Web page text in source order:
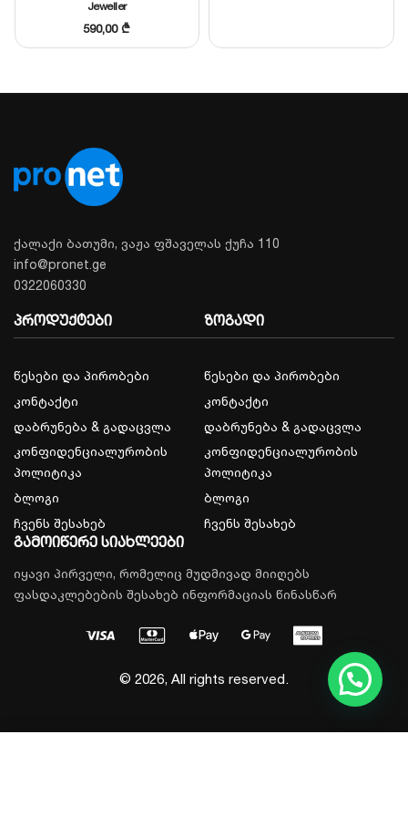
Jeweller
590,00₾
ქალაქი ბათუმი, ვაჟა ფშაველას ქუჩა 110
info@pronet.ge
0322060330
პროდუქტები
წესები და პირობები
კონტაქტი
დაბრუნება & გადაცვლა
კონფიდენციალურობის
პოლიტიკა
ბლოგი
ჩვენს შესახებ
ზოგადი
წესები და პირობები
კონტაქტი
დაბრუნება & გადაცვლა
კონფიდენციალურობის
პოლიტიკა
ბლოგი
ჩვენს შესახებ
გამოიწერე სიახლეები
იყავი პირველი, რომელიც მუდმივად მიიღებს
ფასდაკლებების შესახებ ინფორმაციას წინასწარ
© 2026, All rights reserved.